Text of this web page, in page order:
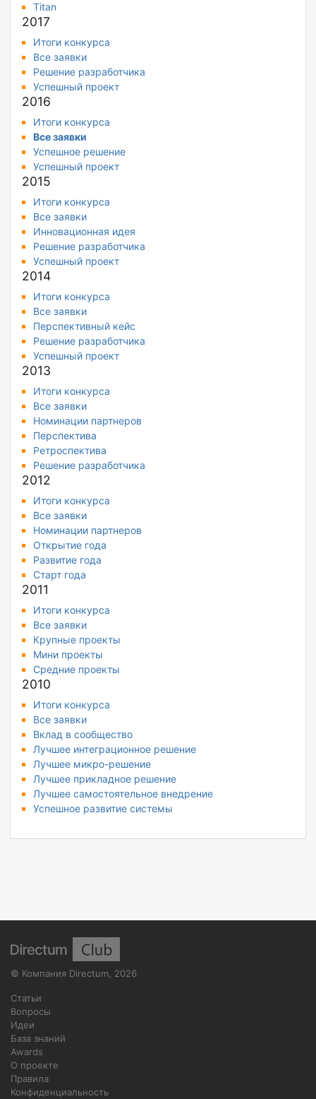
Titan
2017
Итоги конкурса
Все заявки
Решение разработчика
Успешный проект
2016
Итоги конкурса
Все заявки
Успешное решение
Успешный проект
2015
Итоги конкурса
Все заявки
Инновационная идея
Решение разработчика
Успешный проект
2014
Итоги конкурса
Все заявки
Перспективный кейс
Решение разработчика
Успешный проект
2013
Итоги конкурса
Все заявки
Номинации партнеров
Перспектива
Ретроспектива
Решение разработчика
2012
Итоги конкурса
Все заявки
Номинации партнеров
Открытие года
Развитие года
Старт года
2011
Итоги конкурса
Все заявки
Крупные проекты
Мини проекты
Средние проекты
2010
Итоги конкурса
Все заявки
Вклад в сообщество
Лучшее интеграционное решение
Лучшее микро-решение
Лучшее прикладное решение
Лучшее самостоятельное внедрение
Успешное развитие системы
© Компания Directum 2026
Статьи
Вопросы
Идеи
База знаний
Awards
О проекте
Правила
Конфиденциальность